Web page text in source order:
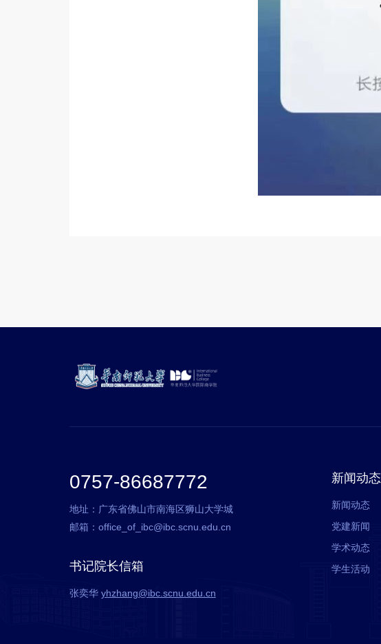
0757-86687772
地址：广东省佛山市南海区狮山大学城
邮箱：office_of_ibc@ibc.scnu.edu.cn
书记院长信箱
张奕华 yhzhang@ibc.scnu.edu.cn
新闻动态
新闻动态
党建新闻
学术动态
学生活动